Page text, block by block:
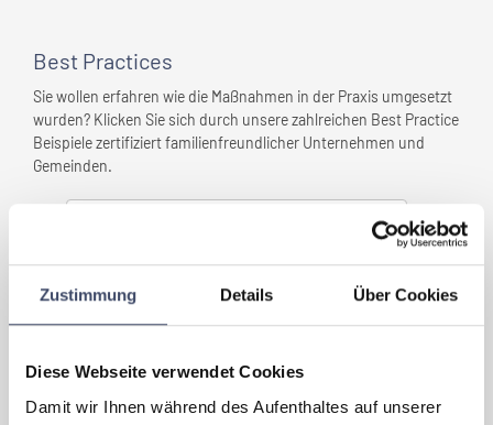
Zustimmung Details Über Cookies
Diese Webseite verwendet Cookies
Damit wir Ihnen während des Aufenthaltes auf unserer
Best Practices
Sie wollen erfahren wie die Maßnahmen in der Praxis umgesetzt
wurden? Klicken Sie sich durch unsere zahlreichen Best Practice
Beispiele zertifiziert familienfreundlicher Unternehmen und
Gemeinden.
Gebäudetechnik